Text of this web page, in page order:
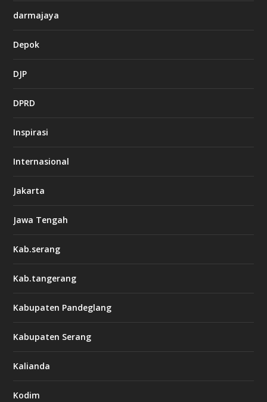
darmajaya
Depok
DJP
DPRD
Inspirasi
Internasional
Jakarta
Jawa Tengah
Kab.serang
Kab.tangerang
Kabupaten Pandeglang
Kabupaten Serang
Kalianda
Kodim